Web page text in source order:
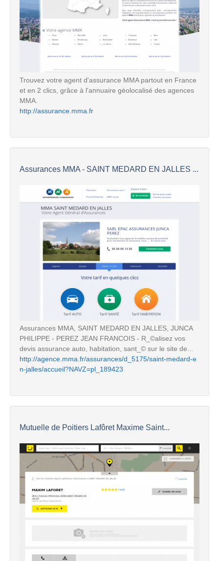
Trouvez votre agent d'assurance MMA partout en France
et en 2 clics, grâce à l'annuaire géolocalisé des agences
MMA.
http://assurance.mma.fr
Assurances MMA - SAINT MEDARD EN JALLES ...
Assurances MMA, SAINT MEDARD EN JALLES, JUNCA
PHILIPPE - PEREZ JEAN FRANCOIS - R_©alisez vos
devis assurance auto, habitation, sant_© sur le site de...
http://agence.mma.fr/assurances/d_5175/saint-medard-e
n-jalles/accueil?NAVZ=pl_189423
Mutuelle de Poitiers Lafôret Maxime Saint...